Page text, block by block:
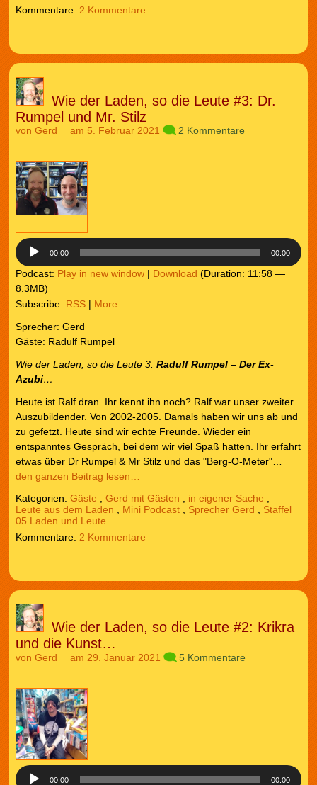
2 Kommentare
Wie der Laden, so die Leute #3: Dr.
Rumpel und Mr. Stilz
von Gerd am 5. Februar 2021 2 Kommentare
00:00 00:00
Podcast: Play in new window| Download (Duration: 11:58 —
8.3MB)
Subscribe: RSS| More
Sprecher: Gerd
Gäste: Radulf Rumpel
Wie der Laden, so die Leute3: Radulf Rumpel – Der Ex-
Azubi…
Heute ist Ralf dran. Ihr kennt ihn noch? Ralf war unser zweiter
Auszubildender. Von 2002-2005. Damals haben wir uns ab und
zu gefetzt. Heute sind wir echte Freunde. Wieder ein
entspanntes Gespräch, bei dem wir viel Spaß hatten. Ihr erfahrt
etwas über Dr Rumpel & Mr Stilz und das "Berg-O-Meter"…
den ganzen Beitrag lesen…
Kategorien: Gäste Gerd mit Gästen in eigener Sache
Leute aus dem Laden
Mini Podcast, Sprecher Gerd
Staffel
05 Laden und Leute
2 Kommentare
Wie der Laden, so die Leute #2: Krikra
und die Kunst…
von Gerd am 29. Januar 2021 5 Kommentare
00:00 00:00